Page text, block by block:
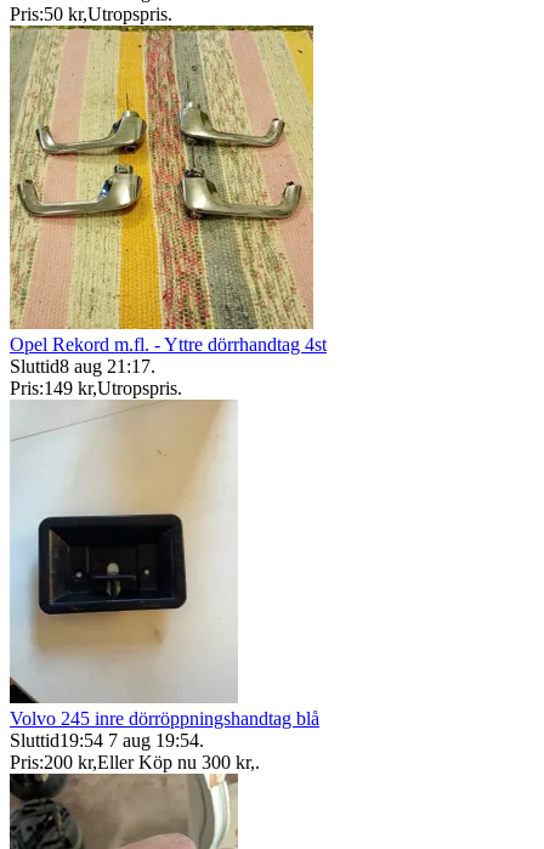
Pris:50 kr,Utropspris.
Opel Rekord m.fl. - Yttre dörrhandtag 4st
Sluttid8 aug 21:17.
Pris:149 kr,Utropspris.
Volvo 245 inre dörröppningshandtag blå
Sluttid19:54 7 aug 19:54.
Pris:200 kr,Eller Köp nu 300 kr,.